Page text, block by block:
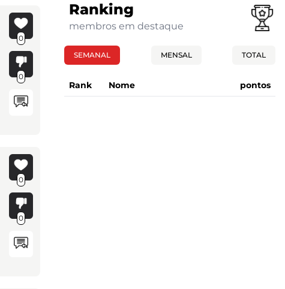
0
0
0
0
Ranking
membros em destaque
SEMANAL MENSAL TOTAL
Rank Nome pontos